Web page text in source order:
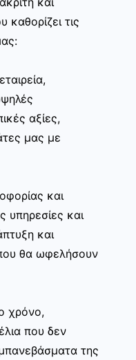
τις
αξίες,
μας με
και
υπηρεσίες και
και
θα ωφελήσουν
χρόνο,
που δεν
της